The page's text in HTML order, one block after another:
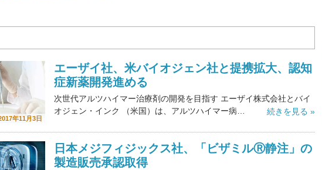
年11月3日
エーザイ社、米バイオジェン社と提携拡大、認知
症新薬開発進める
次世代アルツハイマー治療剤の開発を目指す エーザイ株式会社とバイ
オジェン・インク （米国）は、アルツハイマー病…
続きを見る »
日本メジフィジックス社、「ビザミルⓇ静注」の
製造販売承認取得